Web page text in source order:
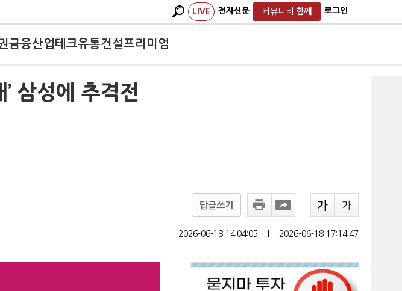
LIVE 전자신문 커뮤니티 함께 로그인
금융산업테크유통건설프리미엄
삼성에 추격전
답글쓰기
2026-06-18 14:04:05 2026-06-18 17:14:47